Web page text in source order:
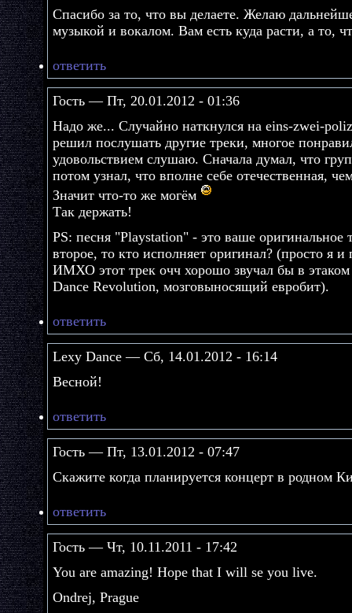
Спасибо за то, что вы делаете. Желаю
музыкой и вокалом. Вам есть куда расти, а то,
ответить
Гость — Пт, 20.01.2012 - 01:36
Надо же... Случайно наткнулся на eins-zwei-
решил послушать другие треки, многое
удовольствием слушаю. Сначала думал, что
потом узнал, что вполне себе отечественная,
Значит что-то же могём
Так держать!
PS: песня "Playstation" - это ваше оригинальное
второе, то кто исполняет оригинал? (просто я
ИМХО этот трек очч хорошо звучал бы в
Dance Revolution, мозговыносящий евробит).
ответить
Lexy Dance — Сб, 14.01.2012 - 16:14
Весной!
ответить
Гость — Пт, 13.01.2012 - 07:47
Скажите когда планируется концерт в родном
ответить
Гость — Чт, 10.11.2011 - 17:42
You are amazing! Hope that I will se you live.
Ondrej, Prague